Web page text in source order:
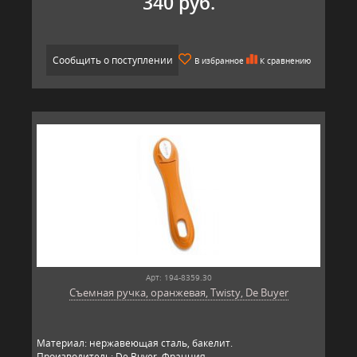
Сообщить о поступлении В избранное К сравнению
Арт: 194-8359.30
Съемная ручка, оранжевая, Twisty, De Buyer
Материал: нержавеющая сталь, бакелит.